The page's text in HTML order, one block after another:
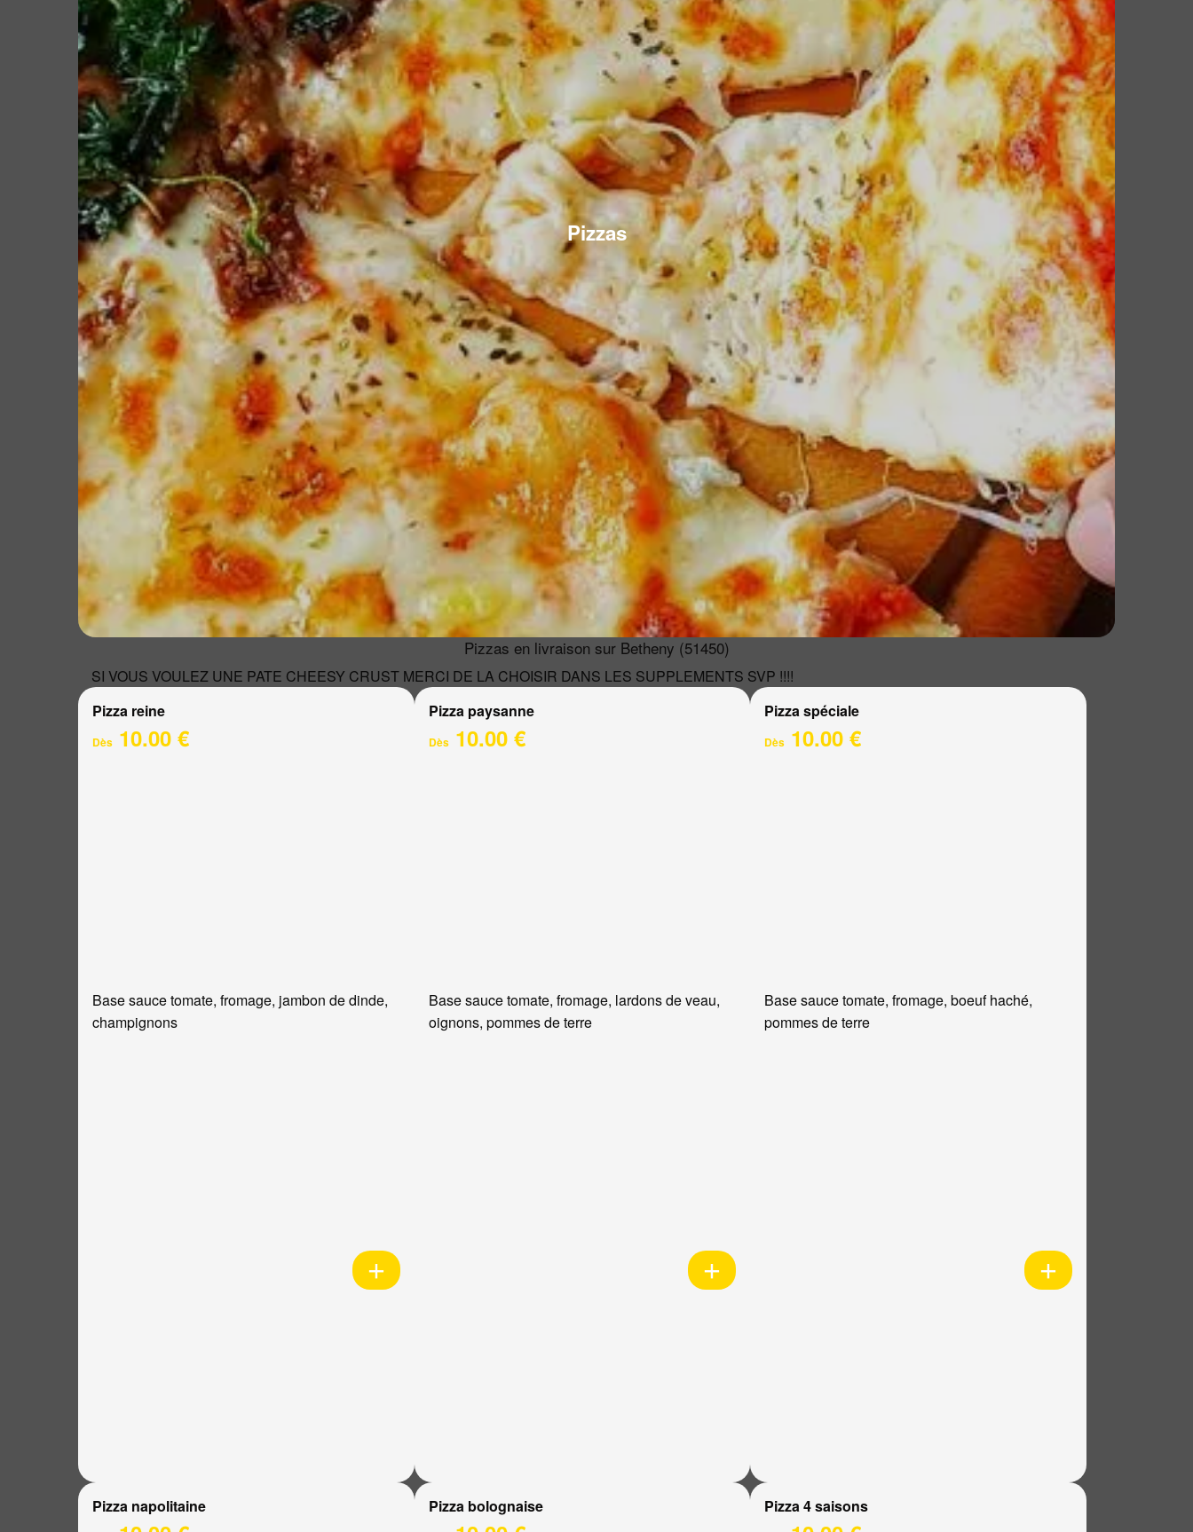
Pizzas
Pizzas en livraison sur Betheny (51450)
SI VOUS VOULEZ UNE PATE CHEESY CRUST MERCI DE LA CHOISIR DANS LES SUPPLEMENTS SVP !!!!
Pizza reine
Dès 10.00 €
Base sauce tomate, fromage, jambon de dinde,
champignons
Pizza paysanne
Dès10.00 €
Base sauce tomate, fromage, lardons de veau,
oignons, pommes de terre
Pizza spéciale
Dès 10.00 €
Base sauce tomate, fromage, boeuf haché,
pommes de terre
Pizza napolitaine Pizza bolognaise Pizza 4 saisons